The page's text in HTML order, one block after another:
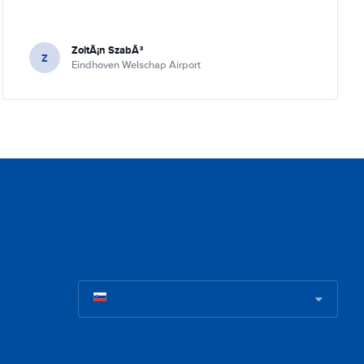
Z ZoltÃ¡n SzabÃ³
Eindhoven Welschap Airport